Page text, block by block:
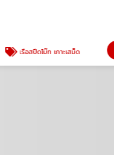
เรือสปีดโบ๊ท เกาะเสม็ด